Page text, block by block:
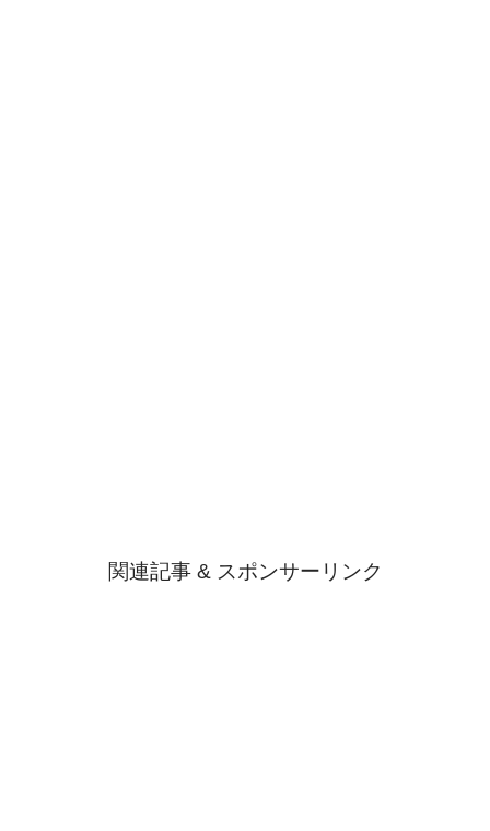
関連記事 & スポンサーリンク